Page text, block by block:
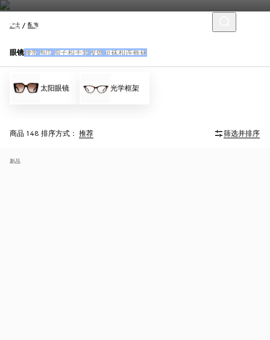
女士 配饰
眼镜 腰带 围巾 帽子和手套 发饰 短袜和连裤袜
太阳眼镜 光学框架
商品 148 排序方式： 推荐 筛选并排序
新品